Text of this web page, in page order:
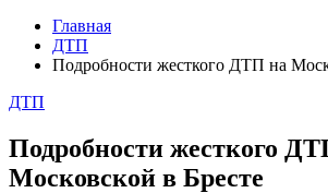
Главная
ДТП
Подробности жесткого ДТП на
ДТП
Подробности жесткого
Московской в Бресте